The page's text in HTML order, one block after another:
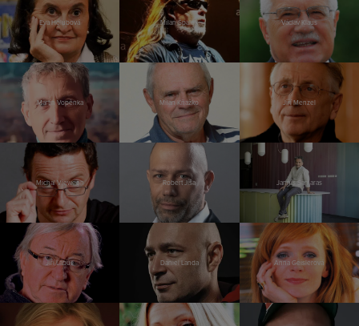
Eva Holubová Milan Špalek Václav Klaus
Martin Vopěnka Milan Kňažko Jiří Menzel
Michal Viewegh Robert Jíša Jannis Samaras
Jiří Lábus Daniel Landa Anna Geislerová